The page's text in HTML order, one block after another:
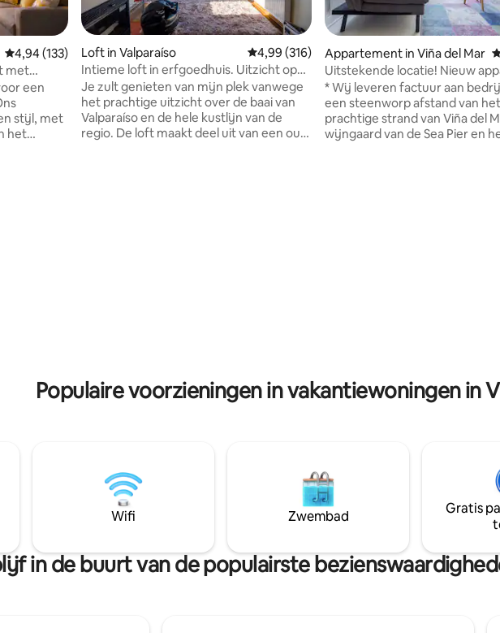
Gemiddelde beoordeling van 4,94 op 5, 133 recensies
4,94 (133)
met
een
stijl, met
het
Loft in Valparaíso Gemiddelde beoordeling van 4,99 op 5, 316
4,99 (316)
Intieme loft in erfgoedhuis. Uitzicht op
de baai
Je zult genieten van mijn plek vanwege
het prachtige uitzicht over de baai van
Valparaíso en de hele kustlijn van de
regio. De loft maakt deel uit van een oud
Appartement in Viña del Mar
Uitstekende locatie! Nieuw
* Wij leveren factuur aan
een steenworp afstand van het
prachtige strand van Viña del
wijngaard van de Sea Pier en
Populaire voorzieningen in vakantiewoningen in
Wifi Zwembad
Gratis
in de buurt van de populairste